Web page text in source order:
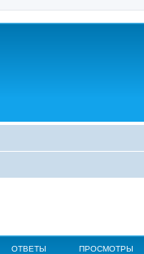
ОТВЕТЫ ПРОСМОТРЫ